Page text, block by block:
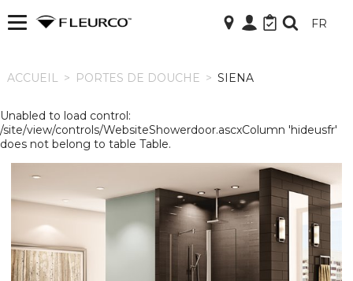
ACCUEIL FR
ACCUEIL > PORTES DE DOUCHE > SIENA
Unabled to load control:
/site/view/controls/WebsiteShowerdoor.ascxColumn 'hideusfr'
does not belong to table Table.